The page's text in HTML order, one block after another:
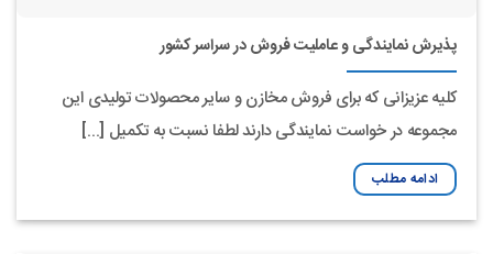
پذیرش نمایندگی و عاملیت فروش در سراسر کشور
کلیه عزیزانی که برای فروش مخازن و سایر محصولات تولیدی این
مجموعه در خواست نمایندگی دارند لطفا نسبت به تکمیل [...]
ادامه مطلب